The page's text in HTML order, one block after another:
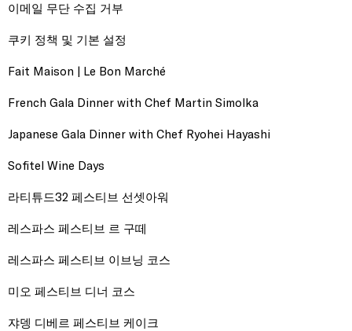
이메일 무단 수집 거부
쿠키 정책 및 기본 설정
Fait Maison | Le Bon Marché
French Gala Dinner with Chef Martin Simolka
Japanese Gala Dinner with Chef Ryohei Hayashi
Sofitel Wine Days
라티튜드32 페스티브 선셋아워
레스파스 페스티브 르 구떼
레스파스 페스티브 이브닝 코스
미오 페스티브 디너 코스
쟈뎅 디베르 페스티브 케이크